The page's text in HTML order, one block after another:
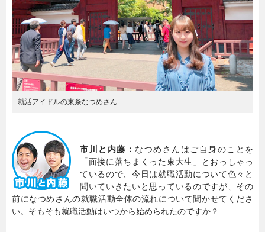
就活アイドルの東条なつめさん
市川と内藤： なつめさんはご自身のことを
「面接に落ちまくった東大生」とおっしゃっ
ているので、今日は就職活動について色々と
聞いていきたいと思っているのですが、その
前になつめさんの就職活動全体の流れについて聞かせてくださ
い。そもそも就職活動はいつから始められたのですか？